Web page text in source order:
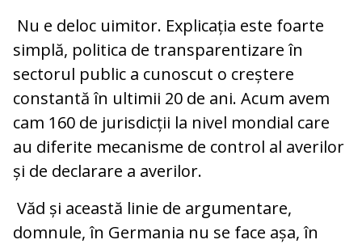
Nu e deloc uimitor. Explicația este foarte
simplă, politica de transparentizare în
sectorul public a cunoscut o creștere
constantă în ultimii 20 de ani. Acum avem
cam 160 de jurisdicții la nivel mondial care
au diferite mecanisme de control al averilor
și de declarare a averilor.
Văd și această linie de argumentare,
domnule, în Germania nu se face așa, în